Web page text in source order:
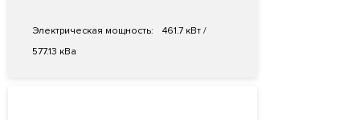
Электрическая мощность:
461.7 кВт /
577.13 кВа